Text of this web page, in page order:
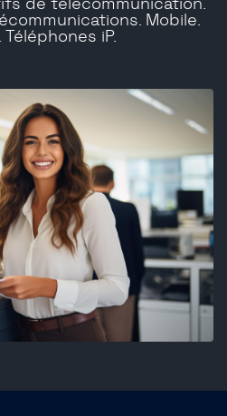
de télécommunication.
Mobile.
Téléphones iP.